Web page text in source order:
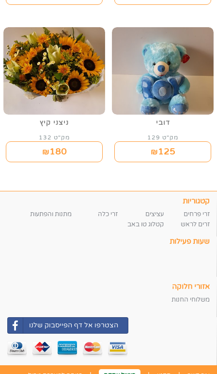
דובי
מק"ט 129
₪125
ניצני קיץ
מק"ט 132
₪180
קטגוריות
זרי פרחים עציצים זרי כלה
מתנות והפתעות
זרים לראש
קטלוג טו באב
שעות פעילות
אזורי חלוקה
משלוחי החנות
הצטרפו אל דף הפייסבוק שלנו